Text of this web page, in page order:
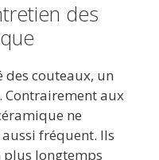
des
couteaux, un
Contrairement aux
ne
fréquent. Ils
longtemps